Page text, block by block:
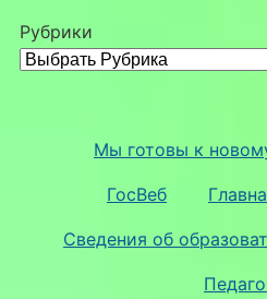
Рубрики
Мы готовы к
ГосВеб
Сведения об